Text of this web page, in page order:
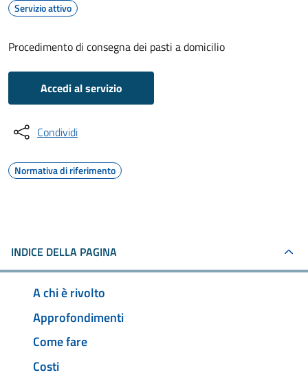
Servizio attivo
Procedimento di consegna dei pasti a domicilio
Accedi al servizio
Condividi
Normativa di riferimento
INDICE DELLA PAGINA
A chi è rivolto
Approfondimenti
Come fare
Costi